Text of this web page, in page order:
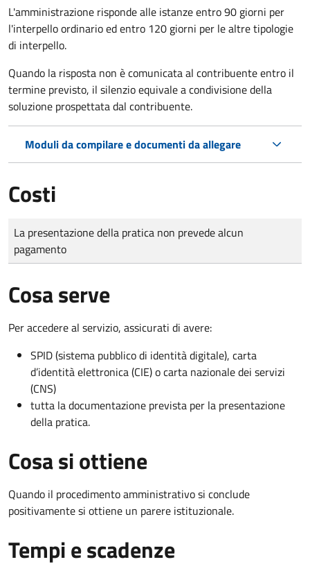
L'amministrazione risponde alle istanze entro 90 giorni per
l'interpello ordinario ed entro 120 giorni per le altre tipologie
di interpello.
Quando la risposta non è comunicata al contribuente entro il
termine previsto, il silenzio equivale a condivisione della
soluzione prospettata dal contribuente.
Moduli da compilare e documenti da allegare
Costi
Tipo di pagamento
Importo
La presentazione della pratica non prevede alcun
pagamento
Cosa serve
Per accedere al servizio, assicurati di avere:
SPID (sistema pubblico di identità digitale), carta
d’identità elettronica (CIE) o carta nazionale dei servizi
(CNS)
tutta la documentazione prevista per la presentazione
della pratica.
Cosa si ottiene
Quando il procedimento amministrativo si conclude
positivamente si ottiene un parere istituzionale.
Tempi e scadenze